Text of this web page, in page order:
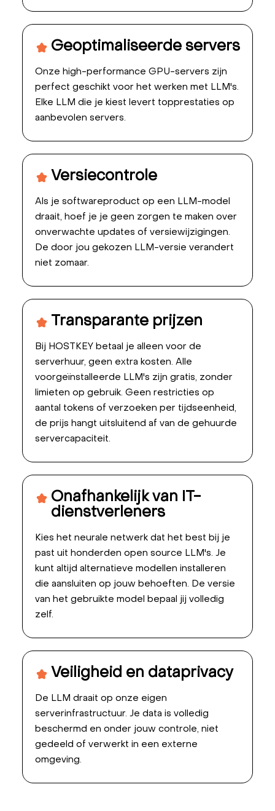
Geoptimaliseerde servers
Onze high-performance GPU-servers zijn
perfect geschikt voor het werken met LLM's.
Elke LLM die je kiest levert topprestaties op
aanbevolen servers.
Versiecontrole
Als je softwareproduct op een LLM-model
draait, hoef je je geen zorgen te maken over
onverwachte updates of versiewijzigingen.
De door jou gekozen LLM-versie verandert
niet zomaar.
Transparante prijzen
Bij HOSTKEY betaal je alleen voor de
serverhuur, geen extra kosten. Alle
voorgeïnstalleerde LLM's zijn gratis, zonder
limieten op gebruik. Geen restricties op
aantal tokens of verzoeken per tijdseenheid,
de prijs hangt uitsluitend af van de gehuurde
servercapaciteit.
Onafhankelijk van IT-
dienstverleners
Kies het neurale netwerk dat het best bij je
past uit honderden open source LLM's. Je
kunt altijd alternatieve modellen installeren
die aansluiten op jouw behoeften. De versie
van het gebruikte model bepaal jij volledig
zelf.
Veiligheid en dataprivacy
De LLM draait op onze eigen
serverinfrastructuur. Je data is volledig
beschermd en onder jouw controle, niet
gedeeld of verwerkt in een externe
omgeving.